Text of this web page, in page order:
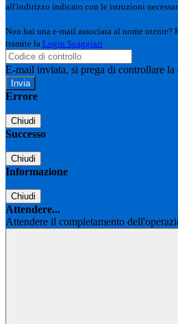
all'indirizzo indicato con le istruzioni
Non hai una e-mail associata al nome utente?
tramite la Login Spaggiari
E-mail inviata, si prega di controllare la
Errore
Chiudi
Successo
Chiudi
Informazione
Chiudi
Attendere...
Attendere il completamento